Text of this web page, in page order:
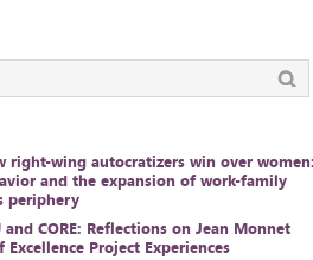
right-wing autocratizers win over
and the expansion of work-family
periphery
CORE: Reflections on Jean Monnet
Project Experiences